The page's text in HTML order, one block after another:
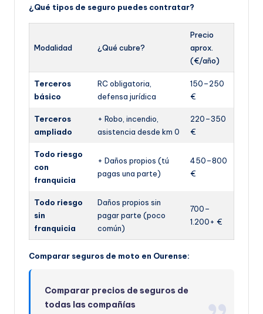
¿Qué tipos de seguro puedes contratar?
Modalidad ¿Qué cubre?
Precio
aprox.
(€/año)
Terceros
básico
RC obligatoria,
defensa jurídica
150–250
€
Terceros
ampliado
+ Robo, incendio,
asistencia desde km 0
220–350
€
Todo riesgo
con
franquicia
+ Daños propios (tú
pagas una parte)
450–800
€
Todo riesgo
sin
franquicia
Daños propios sin
pagar parte (poco
común)
700–
1.200+ €
Comparar seguros de moto en Ourense:
Comparar precios de seguros de
todas las compañías